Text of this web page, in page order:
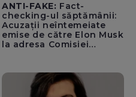
ANTI-FAKE: Fact-
checking-ul săptămânii:
Acuzații neîntemeiate
emise de către Elon Musk
la adresa Comisiei
pentru instaurarea
„cenzurii” pe platforma X